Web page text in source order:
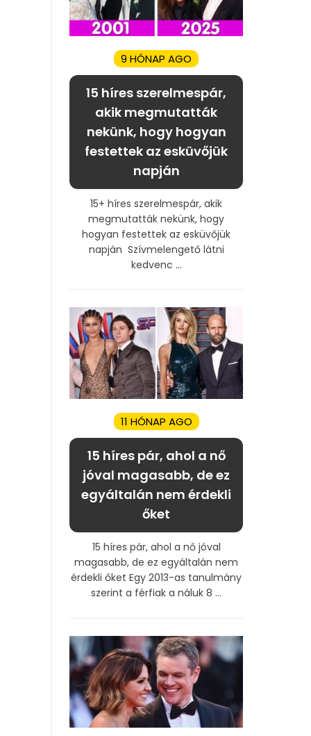
9 HÓNAP AGO
15 híres szerelmespár,
akik megmutatták
nekünk, hogy hogyan
festettek az esküvőjük
napján
15+ híres szerelmespár, akik
megmutatták nekünk, hogy
hogyan festettek az esküvőjük
napján Szívmelengető látni
kedvenc ...
11 HÓNAP AGO
15 híres pár, ahol a nő
jóval magasabb, de ez
egyáltalán nem érdekli
őket
15 híres pár, ahol a nő jóval
magasabb, de ez egyáltalán nem
érdekli őket Egy 2013-as tanulmány
szerint a férfiak a náluk 8 ...